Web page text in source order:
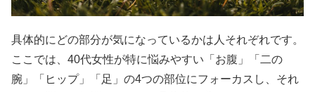
具体的にどの部分が気になっているかは人それぞれです。
ここでは、40代女性が特に悩みやすい「お腹」「二の
腕」「ヒップ」「足」の4つの部位にフォーカスし、それ